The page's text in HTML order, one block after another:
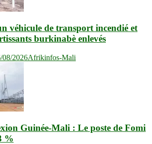
véhicule de transport incendié et
burkinabè enlevés
08/2026Afrikinfos-Mali
Guinée-Mali : Le poste de Fomi
%